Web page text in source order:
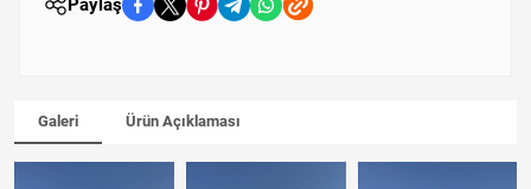
Paylaş
Galeri Ürün Açıklaması